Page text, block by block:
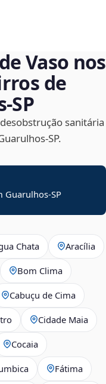
Vaso nos
de
sanitária
Guarulhos-SP
Chata Aracília
Bom Clima
Cabuçu de Cima
Cidade Maia
Cocaia
Fátima